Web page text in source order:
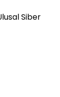
Siber